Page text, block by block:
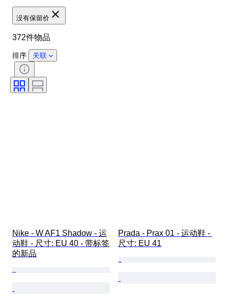
花样
没有保留价
372件物品
排序 关联
Nike - W AF1 Shadow - 运
动鞋 - 尺寸: EU 40 - 带标签
的新品
Prada - Prax 01 - 运动鞋 -
尺寸: EU 41